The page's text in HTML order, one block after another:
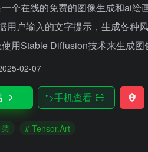
一个在线的免费的图像生成和ai
用户输入的文字提示，生成各种
用Stable Diffusion技术来生成
02-07
">手机查看
# Tensor.Art